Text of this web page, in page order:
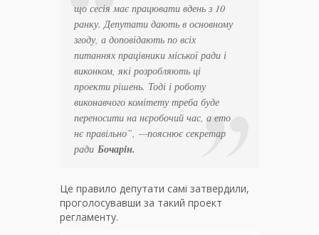
що сесія має працювати вдень з 10
ранку. Депутати дають в основному
згоду, а доповідають по всіх
питаннях працівники міської ради і
виконком, які розробляють ці
проекти рішень. Тоді і роботу
виконавчого комітету треба буде
переносити на нєробочий час, а ето
нє правільно”, —пояснює секретар
ради Бочарін.
Це правило депутати самі затвердили,
проголосувавши за такий проект
регламенту.